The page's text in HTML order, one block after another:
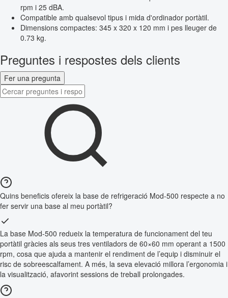
rpm i 25 dBA.
Compatible amb qualsevol tipus i mida d'ordinador portàtil.
Dimensions compactes: 345 x 320 x 120 mm i pes lleuger de
0.73 kg.
Preguntes i respostes dels clients
Fer una pregunta
Quins beneficis ofereix la base de refrigeració Mod-500 respecte a no
fer servir una base al meu portàtil?
La base Mod-500 redueix la temperatura de funcionament del teu
portàtil gràcies als seus tres ventiladors de 60×60 mm operant a 1500
rpm, cosa que ajuda a mantenir el rendiment de l’equip i disminuir el
risc de sobreescalfament. A més, la seva elevació millora l’ergonomia i
la visualització, afavorint sessions de treball prolongades.